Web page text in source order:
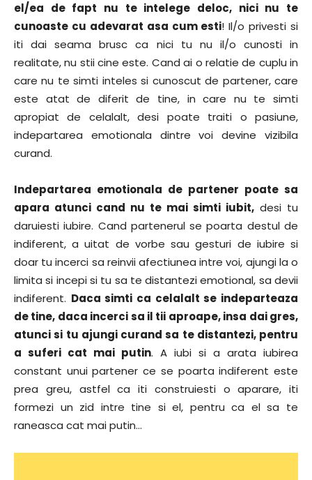
el/ea de fapt nu te intelege deloc, nici nu te
cunoaste cu adevarat asa cum esti! Il/o privesti si
iti dai seama brusc ca nici tu nu il/o cunosti in
realitate, nu stii cine este. Cand ai o relatie de cuplu in
care nu te simti inteles si cunoscut de partener, care
este atat de diferit de tine, in care nu te simti
apropiat de celalalt, desi poate traiti o pasiune,
indepartarea emotionala dintre voi devine vizibila
curand.
Indepartarea emotionala de partener poate sa
apara atunci cand nu te mai simti iubit, desi tu
daruiesti iubire. Cand partenerul se poarta destul de
indiferent, a uitat de vorbe sau gesturi de iubire si
doar tu incerci sa reinvii afectiunea intre voi, ajungi la o
limita si incepi si tu sa te distantezi emotional, sa devii
indiferent. Daca simti ca celalalt se indeparteaza
de tine, daca incerci sa il tii aproape, insa dai gres,
atunci si tu ajungi curand sa te distantezi, pentru
a suferi cat mai putin. A iubi si a arata iubirea
constant unui partener ce se poarta indiferent este
prea greu, astfel ca iti construiesti o aparare, iti
formezi un zid intre tine si el, pentru ca el sa te
raneasca cat mai putin…